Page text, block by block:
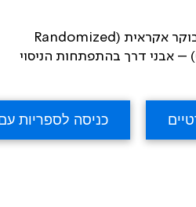
מנבוכדנצר ועד הניסוי המבוקר אקראית (Randomized
Controlled Trial – RCT) – אבני דרך בהתפתחות הניסוי